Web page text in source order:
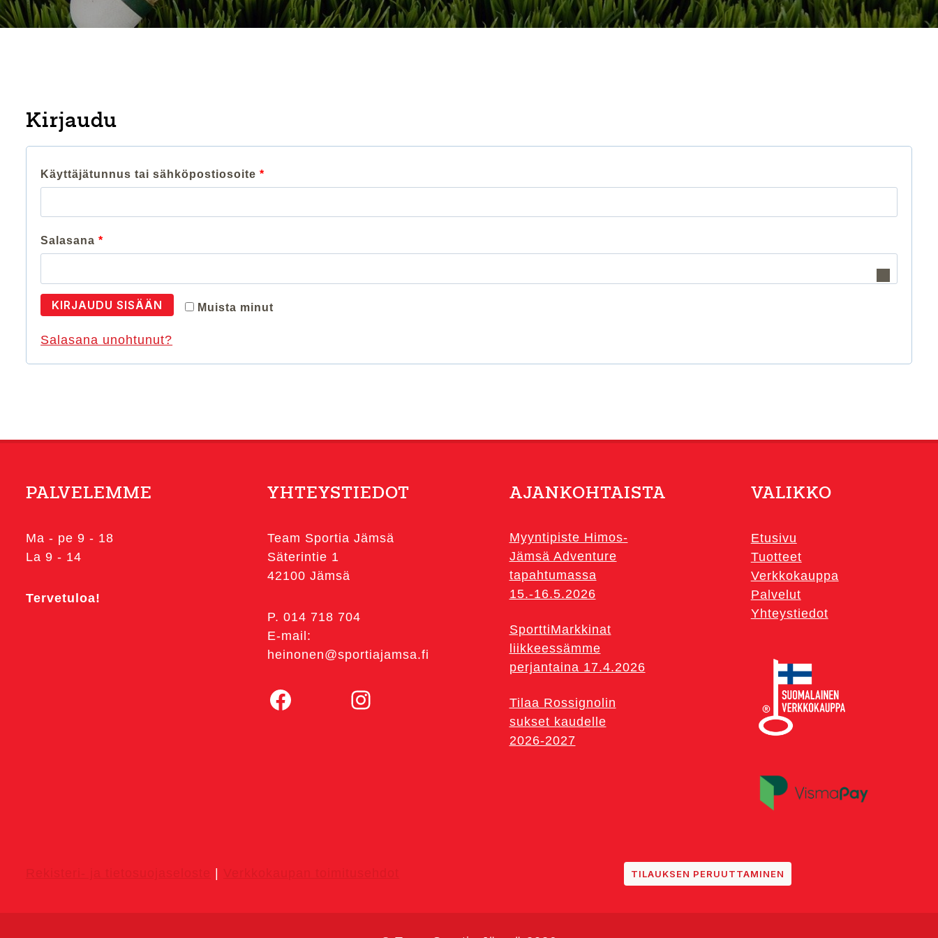
Kirjaudu
Käyttäjätunnus tai sähköpostiosoite*
d
t
Salasana*
a
d
i
Muista minut
KIRJAUDU SISÄÄN
Salasana unohtunut?
PALVELEMME
Ma - pe 9 - 18
La 9 - 14
Tervetuloa!
YHTEYSTIEDOT
Team Sportia Jämsä
Säterintie 1
42100 Jämsä
P. 014 718 704
E-mail:
heinonen@sportiajamsa.fi
Facebook Instagram
AJANKOHTAISTA
Myyntipiste Himos-
Jämsä Adventure
tapahtumassa
15.-16.5.2026
SporttiMarkkinat
liikkeessämme
perjantaina 17.4.2026
Tilaa Rossignolin
sukset kaudelle
2026-2027
VALIKKO
Etusivu
Tuotteet
Verkkokauppa
Palvelut
Yhteystiedot
TILAUKSEN PERUUTTAMINEN